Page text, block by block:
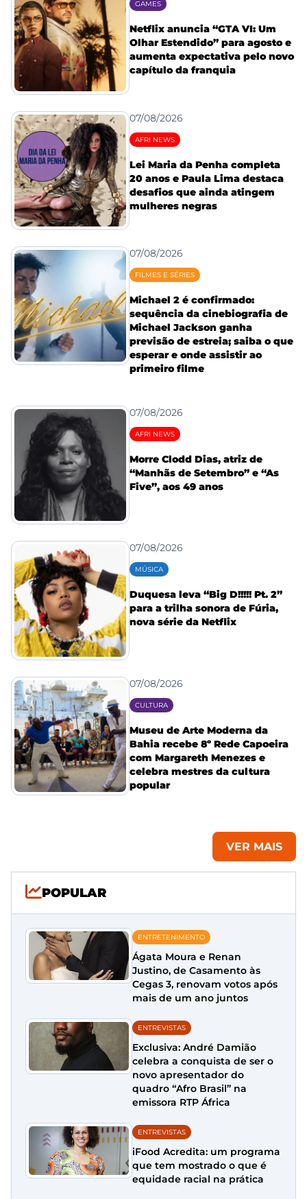
GAMES
Netflix anuncia “GTA VI: Um
Olhar Estendido” para agosto e
aumenta expectativa pelo novo
capítulo da franquia
07/08/2026
AFRI NEWS
Lei Maria da Penha completa
20 anos e Paula Lima destaca
desafios que ainda atingem
mulheres negras
07/08/2026
FILMES E SÉRIES
Michael 2 é confirmado:
sequência da cinebiografia de
Michael Jackson ganha
previsão de estreia; saiba o que
esperar e onde assistir ao
primeiro filme
07/08/2026
AFRI NEWS
Morre Clodd Dias, atriz de
“Manhãs de Setembro” e “As
Five”, aos 49 anos
07/08/2026
MÚSICA
Duquesa leva “Big D!!!!! Pt. 2”
para a trilha sonora de Fúria,
nova série da Netflix
07/08/2026
CULTURA
Museu de Arte Moderna da
Bahia recebe 8º Rede Capoeira
com Margareth Menezes e
celebra mestres da cultura
popular
VER MAIS
POPULAR
ENTRETENIMENTO
Ágata Moura e Renan
Justino, de Casamento às
Cegas 3, renovam votos após
mais de um ano juntos
ENTREVISTAS
Exclusiva: André Damião
celebra a conquista de ser o
novo apresentador do
quadro “Afro Brasil” na
emissora RTP África
ENTREVISTAS
iFood Acredita: um programa
que tem mostrado o que é
equidade racial na prática